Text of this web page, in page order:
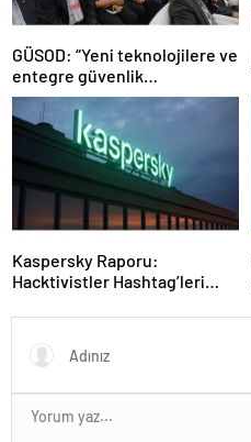
GÜSOD: “Yeni teknolojilere ve
entegre güvenlik
sistemlerine önem artacak”-
Haber Şafak
Kaspersky Raporu:
Hacktivistler Hashtag’leri
Kullanıyor, 2025’te
Saldırılarda DDoS Öne
Çıkıyor- Haber Şafak